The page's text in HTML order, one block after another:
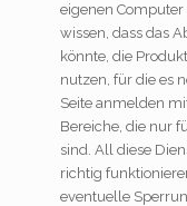
eigenen
wissen, dass das
könnte, die
nutzen, für die es
Seite anmelden
Bereiche, die nur
sind. All diese
richtig
eventuelle